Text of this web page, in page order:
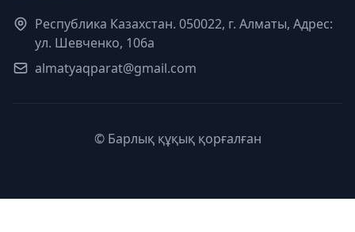
Республика Казахстан. 050022, г. Алматы, Адрес:
ул. Шевченко, 106а
almatyaqparat@gmail.com
© Барлық құқық қорғалған